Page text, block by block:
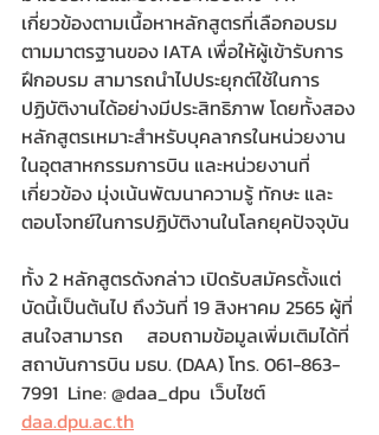
เกี่ยวข้องตามเนื้อหาหลักสูตรที่เลือกอบรม
ตามมาตรฐานของ IATA เพื่อให้ผู้เข้ารับการ
ฝึกอบรม สามารถนำไปประยุกต์ใช้ในการ
ปฏิบัติงานได้อย่างมีประสิทธิภาพ โดยทั้งสอง
หลักสูตรเหมาะสำหรับบุคลากรในหน่วยงาน
ในอุตสาหกรรมการบิน และหน่วยงานที่
เกี่ยวข้อง มุ่งเน้นพัฒนาความรู้ ทักษะ และ
ตอบโจทย์ในการปฏิบัติงานในโลกยุคปัจจุบัน
ทั้ง 2 หลักสูตรดังกล่าว เปิดรับสมัครตั้งแต่
บัดนี้เป็นต้นไป ถึงวันที่ 19 สิงหาคม 2565 ผู้ที่
สนใจสามารถ     สอบถามข้อมูลเพิ่มเติมได้ที่
สถาบันการบิน มธบ. (DAA) โทร. 061-863-
7991  Line: @daa_dpu  เว็บไซต์
daa.dpu.ac.th